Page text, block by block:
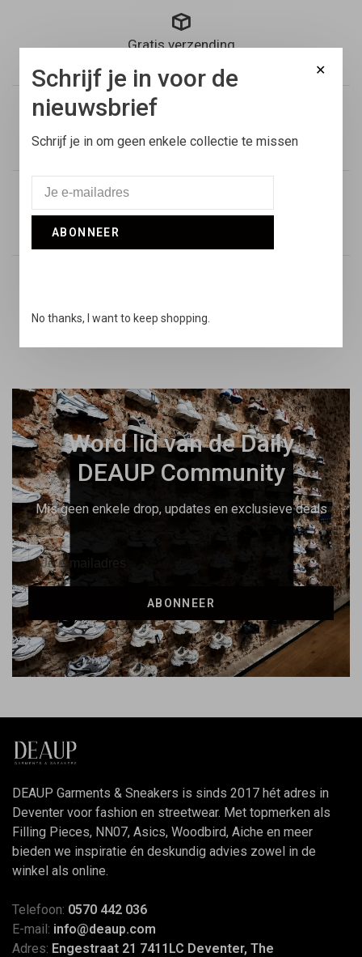
Gratis verzending
Vandaag verstuurd
Retouren
14 dagen niet goed geld terug
Online & via de telefoon
Word lid van de Daily
DEAUP Community
Mis geen enkele drop, updates en exclusieve deals
ABONNEER
DEAUP Garments & Sneakers is sinds 2017 hét adres in
Deventer voor fashion en streetwear. Met topmerken als
Filling Pieces, NN07, Asics, Woodbird, Aiche en meer
bieden we inspiratie én deskundig advies zowel in de
winkel als online.
Telefoon: 0570 442 036
E-mail: info@deaup.com
Adres: Engestraat 21 7411LC Deventer, The
✕
Schrijf je in voor de
nieuwsbrief
Schrijf je in om geen enkele collectie te missen
ABONNEER
No thanks, I want to keep shopping.